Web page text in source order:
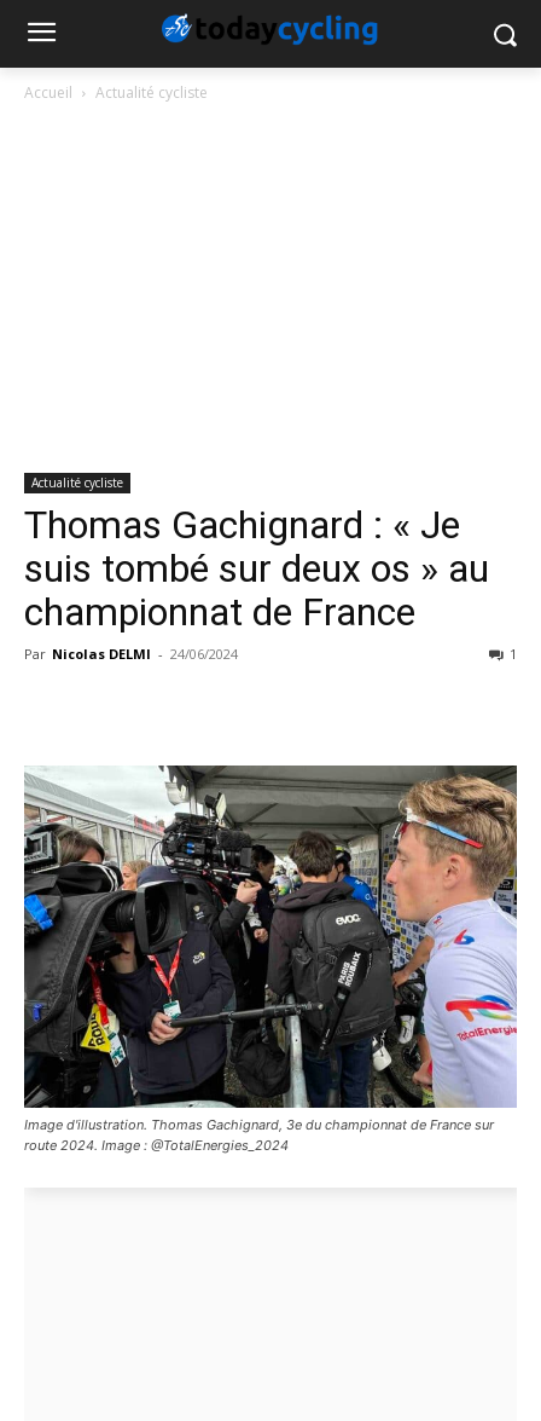
Accueil Actualité cycliste
Actualité cycliste
Thomas Gachignard : « Je
suis tombé sur deux os » au
championnat de France
Par Nicolas DELMI - 24/06/2024 1
Image d'illustration. Thomas Gachignard, 3e du championnat de France sur
route 2024. Image : @TotalEnergies_2024